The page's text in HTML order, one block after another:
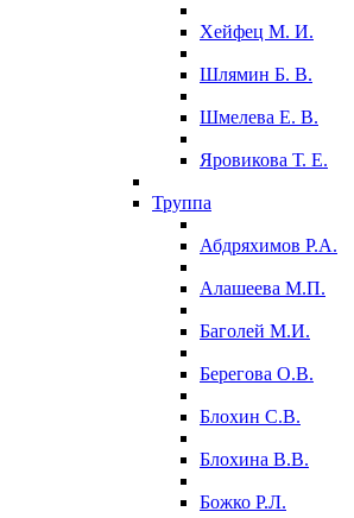
Хейфец М. И.
Шлямин Б. В.
Шмелева Е. В.
Яровикова Т. Е.
Труппа
Абдряхимов Р.А.
Алашеева М.П.
Баголей М.И.
Берегова О.В.
Блохин С.В.
Блохина В.В.
Божко Р.Л.